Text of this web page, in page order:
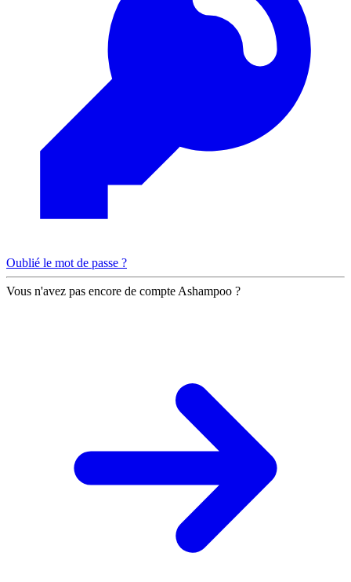
Oublié le mot de passe ?
Vous n'avez pas encore de compte Ashampoo ?